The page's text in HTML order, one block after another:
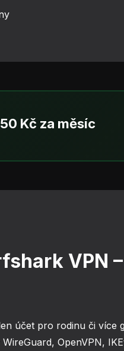
Kč za měsíc
VPN
účet pro rodinu či více
OpenVPN,